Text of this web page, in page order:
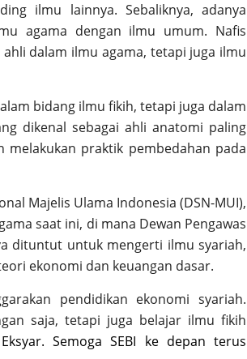
ilmu lainnya. Sebaliknya, adanya
agama dengan ilmu umum. Nafis
dalam ilmu agama, tetapi juga ilmu
bidang ilmu fikih, tetapi juga dalam
dikenal sebagai ahli anatomi paling
praktik pembedahan pada
Majelis Ulama Indonesia (DSN-MUI),
saat ini, di mana Dewan Pengawas
dituntut untuk mengerti ilmu syariah,
ekonomi dan keuangan dasar.
pendidikan ekonomi syariah.
saja, tetapi juga belajar ilmu fikih
. Semoga SEBI ke depan terus